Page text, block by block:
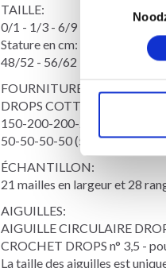
TAILLE:
0/1 - 1/3 - 6/9 - 12/18 mois (2 -
Stature en cm:
48/52 - 56/62 - 68/74 - 80/86
FOURNITURES:
DROPS COTTON MERINO
150-200-200-200 (250-250) g
50-50-50-50 (50-50) g
ÉCHANTILLON:
21 mailles en largeur et 28
AIGUILLES:
AIGUILLE CIRCULAIRE
CROCHET DROPS n° 3,5 -
La taille des aiguilles est